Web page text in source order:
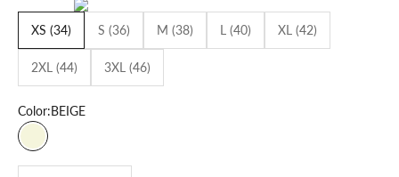
XS (34) S (36) M (38) L (40) XL (42)
2XL (44) 3XL (46)
Color:BEIGE
BEIGE